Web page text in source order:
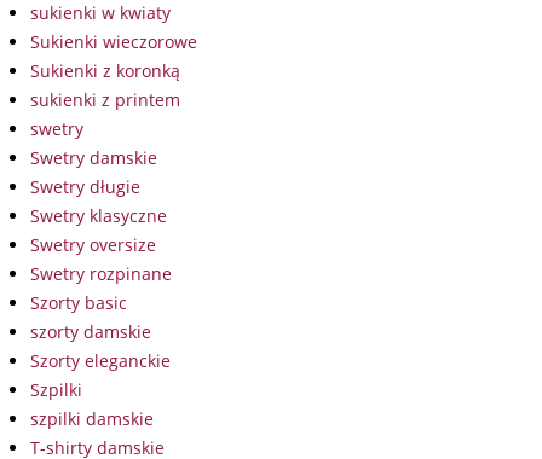
sukienki w kwiaty
Sukienki wieczorowe
Sukienki z koronką
sukienki z printem
swetry
Swetry damskie
Swetry długie
Swetry klasyczne
Swetry oversize
Swetry rozpinane
Szorty basic
szorty damskie
Szorty eleganckie
Szpilki
szpilki damskie
T-shirty damskie